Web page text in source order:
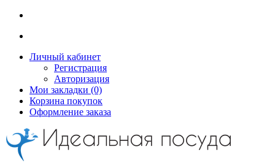
Личный кабинет
Регистрация
Авторизация
Мои закладки (0)
Корзина покупок
Оформление заказа